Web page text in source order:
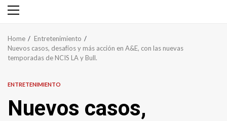
Primary
Home
Entretenimiento
Nuevos casos, desafíos y más acción en A&E, con las nuevas
temporadas de NCIS LA y Bull.
ENTRETENIMIENTO
Nuevos casos,